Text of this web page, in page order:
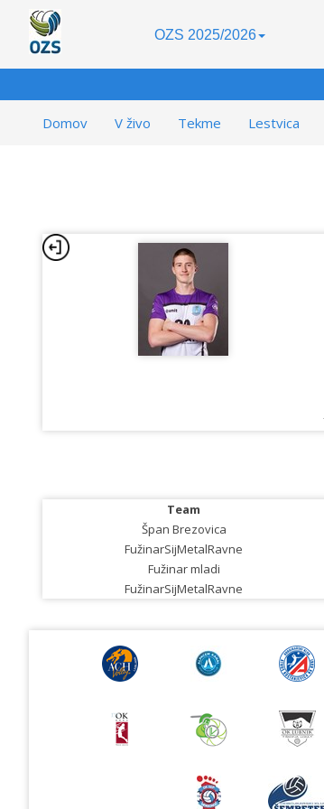
OZS 2025/2026
Domov V živo Tekme Lestvica
Team
Špan Brezovica
FužinarSijMetalRavne
Fužinar mladi
FužinarSijMetalRavne